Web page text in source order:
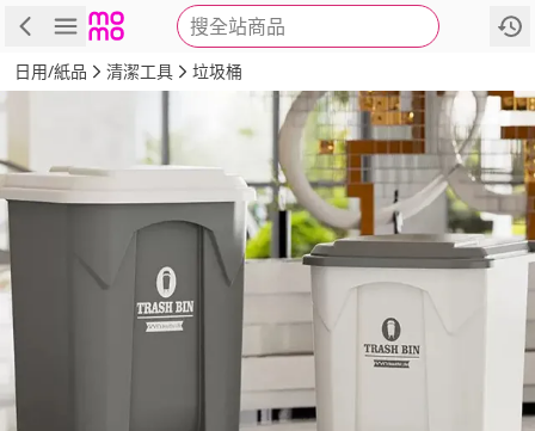
搜全站商品
商品 評價 詳情
日用/紙品 清潔工具 垃圾桶